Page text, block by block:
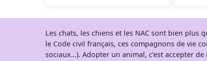
par des associations....
Les chats, les chiens et les NAC sont bien plus
le Code civil français, ces compagnons de vie
sociaux…). Adopter un animal, c’est accepter